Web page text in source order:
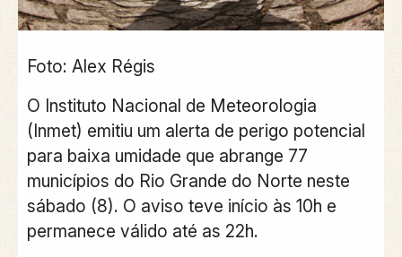
Foto: Alex Régis
O Instituto Nacional de Meteorologia
(Inmet) emitiu um alerta de perigo potencial
para baixa umidade que abrange 77
municípios do Rio Grande do Norte neste
sábado (8). O aviso teve início às 10h e
permanece válido até as 22h.